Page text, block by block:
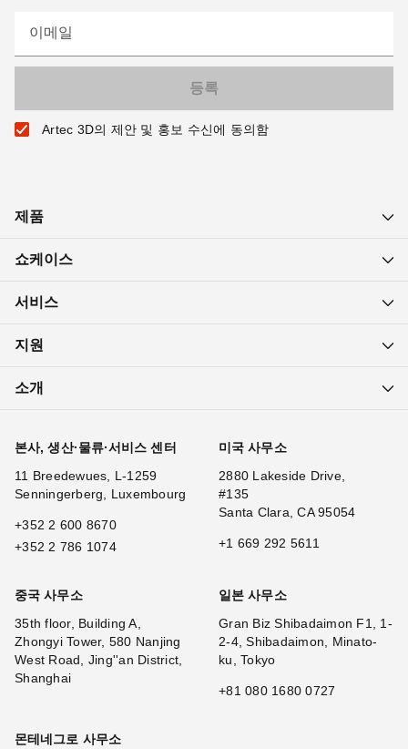
이메일
Artec 3D의 제안 및 홍보 수신에 동의함
제품
쇼케이스
서비스
지원
소개
본사, 생산·물류·서비스 센터
11 Breedewues, L-1259
Senningerberg, Luxembourg
+352 2 600 8670
+352 2 786 1074
미국 사무소
2880 Lakeside Drive,
#135
Santa Clara, CA 95054
+1 669 292 5611
중국 사무소
35th floor, Building A,
Zhongyi Tower, 580 Nanjing
West Road, Jing''an District,
Shanghai
일본 사무소
Gran Biz Shibadaimon F1, 1-
2-4, Shibadaimon, Minato-
ku, Tokyo
+81 080 1680 0727
몬테네그로 사무소